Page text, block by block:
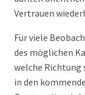
Vertrauen
Für viele
des möglichen
welche
in den